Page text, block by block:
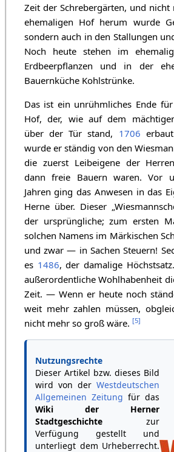
Zeit der Schrebergärten, und
ehemaligen Hof herum wurde
sondern auch in den Stallungen
Noch heute stehen im
Erdbeerpflanzen und in der
Bauernküche Kohlstrünke.
Das ist ein unrühmliches Ende
Hof, der, wie auf dem
über der Tür stand, 1706
wurde er ständig von den
die zuerst Leibeigene der
dann freie Bauern waren. Vor
Jahren ging das Anwesen in das
Herne über. Dieser
der ursprüngliche; zum ersten
solchen Namens im Märkischen
und zwar — in Sachen Steuern!
es 1486, der damalige
außerordentliche Wohlhabenheit
Zeit. — Wenn er heute noch
weit mehr zahlen müssen,
nicht mehr so groß wäre. [5]
Nutzungsrechte
Dieser Artikel bzw. dieses Bild
wird von derWestdeutschen
Allgemeinen Zeitung für das
Wiki der Herner
Stadtgeschichtezur
Verfügung gestellt und
unterliegt dem Urheberrecht.